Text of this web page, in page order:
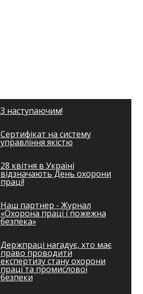
З наступаючим!
Сертифікат на систему
управління якістю
28 квітня в Україні
відзначають День охорони
праці!
Наш партнер - Журнал
«Охорона праці і пожежна
безпека»
Держпраці нагадує, хто має
право проводити
експертизу стану охорони
праці та промислової
безпеки